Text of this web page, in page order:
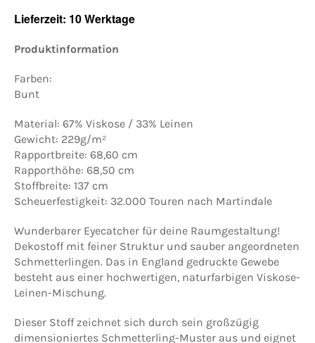
Lieferzeit: 10 Werktage
Produktinformation
Farben:
Bunt
Material: 67% Viskose / 33% Leinen
Gewicht: 229g/m²
Rapportbreite: 68,60 cm
Rapporthöhe: 68,50 cm
Stoffbreite: 137 cm
Scheuerfestigkeit: 32.000 Touren nach Martindale
Wunderbarer Eyecatcher für deine Raumgestaltung!
Dekostoff mit feiner Struktur und sauber angeordneten
Schmetterlingen. Das in England gedruckte Gewebe
besteht aus einer hochwertigen, naturfarbigen Viskose-
Leinen-Mischung.
Dieser Stoff zeichnet sich durch sein großzügig
dimensioniertes Schmetterling-Muster aus und eignet